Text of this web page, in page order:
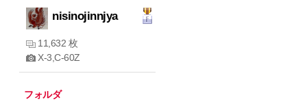
nisinojinnjya
11,632 枚
X-3,C-60Z
フォルダ